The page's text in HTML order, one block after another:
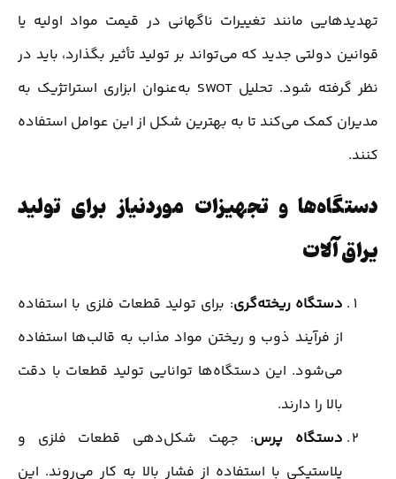
تهدیدهایی مانند تغییرات ناگهانی در قیمت مواد اولیه یا
قوانین دولتی جدید که می‌تواند بر تولید تأثیر بگذارد، باید در
نظر گرفته شود. تحلیل SWOT به‌عنوان ابزاری استراتژیک به
مدیران کمک می‌کند تا به بهترین شکل از این عوامل استفاده
کنند.
دستگاه‌ها و تجهیزات موردنیاز برای تولید
یراق آلات
دستگاه ریخته‌گری: برای تولید قطعات فلزی با استفاده
از فرآیند ذوب و ریختن مواد مذاب به قالب‌ها استفاده
می‌شود. این دستگاه‌ها توانایی تولید قطعات با دقت
بالا را دارند.
دستگاه پرس: جهت شکل‌دهی قطعات فلزی و
پلاستیکی با استفاده از فشار بالا به کار می‌روند. این